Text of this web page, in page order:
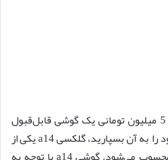
اگر قصد دارید با بودجه‌ای حدودا 5 میلیون تومانی یک گوشی قابل‌قبول
داشته باشید تا کارهای روزانه‌ی خود را به آن بسپارید، گلکسی a14 یکی از